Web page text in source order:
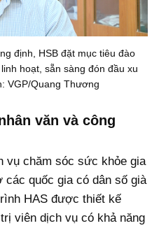
định, HSB đặt mục tiêu đào
hoạt, sẵn sàng đón đầu xu
VGP/Quang Thương
văn và công
vụ chăm sóc sức khỏe gia
các quốc gia có dân số già
HAS được thiết kế
viên dịch vụ có khả năng